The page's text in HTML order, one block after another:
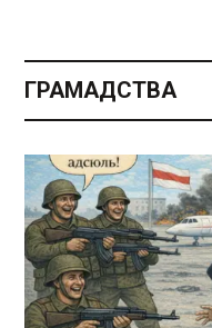
ГРАМАДСТВА